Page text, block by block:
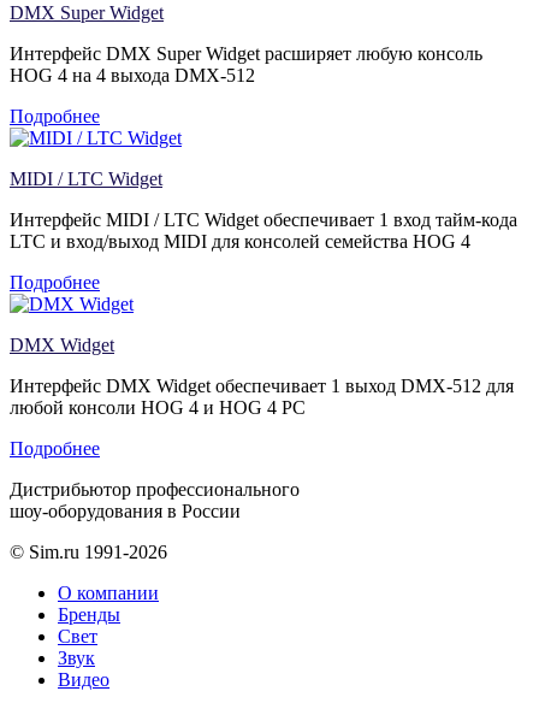
DMX Super Widget
Интерфейс DMX Super Widget расширяет любую консоль
HOG 4 на 4 выхода DMX-512
Подробнее
MIDI / LTC Widget
Интерфейс MIDI / LTC Widget обеспечивает 1 вход тайм-кода
LTC и вход/выход MIDI для консолей семейства HOG 4
Подробнее
DMX Widget
Интерфейс DMX Widget обеспечивает 1 выход DMX-512 для
любой консоли HOG 4 и HOG 4 PC
Подробнее
Дистрибьютор профессионального
шоу-оборудования в России
© Sim.ru 1991-2026
О компании
Бренды
Свет
Звук
Видео